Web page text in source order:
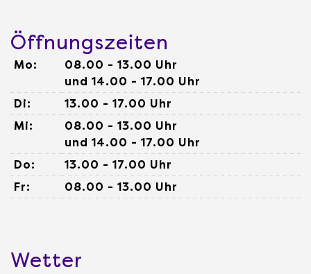
Öffnungszeiten
Mo:
08.00 - 13.00 Uhr
und 14.00 - 17.00 Uhr
Di:
13.00 - 17.00 Uhr
Mi:
08.00 - 13.00 Uhr
und 14.00 - 17.00 Uhr
Do:
13.00 - 17.00 Uhr
Fr:
08.00 - 13.00 Uhr
Wetter